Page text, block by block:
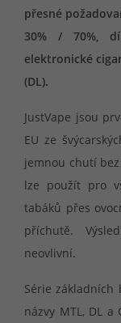
přesné
30% / 70%,
elektronické
(DL).
JustVape jsou
EU ze
jemnou chutí
lze použít pro
tabáků přes
příchutě.
neovlivní.
Série
názvy MTL, DL